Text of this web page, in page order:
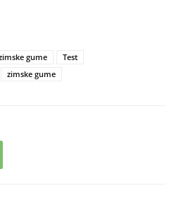
gume
Test
zimske gume